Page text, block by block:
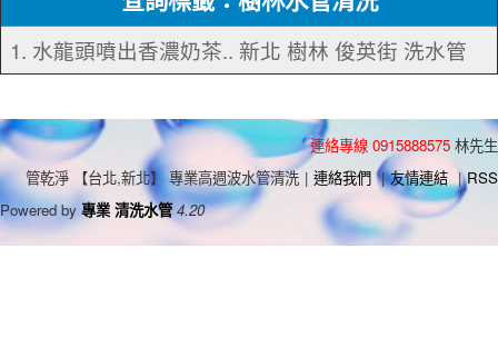
1. 水龍頭噴出香濃奶茶.. 新北 樹林 俊英街 洗水管
連絡專線 0915888575 林先生
管乾淨 【台北,新北】 專業高週波水管清洗 | 連絡我們 | 友情連結 | RSS
Powered by 專業 清洗水管 4.20